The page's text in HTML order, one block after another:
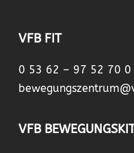
VFB FIT
0 53 62 – 97 52 70 0
VFB